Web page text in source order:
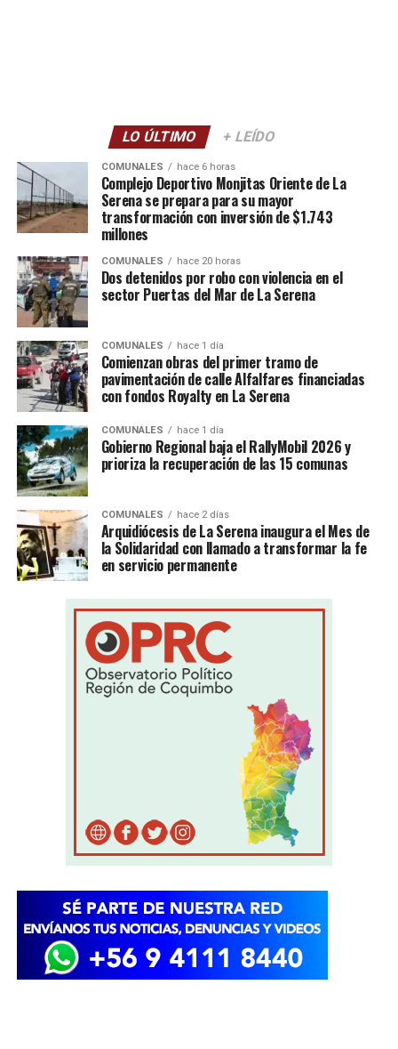
LO ÚLTIMO + LEÍDO
COMUNALES hace 6 horas
Complejo Deportivo Monjitas Oriente de La
Serena se prepara para su mayor
transformación con inversión de $1.743
millones
COMUNALES hace 20 horas
Dos detenidos por robo con violencia en el
sector Puertas del Mar de La Serena
COMUNALES hace 1 día
Comienzan obras del primer tramo de
pavimentación de calle Alfalfares financiadas
con fondos Royalty en La Serena
COMUNALES hace 1 día
Gobierno Regional baja el RallyMobil 2026 y
prioriza la recuperación de las 15 comunas
COMUNALES hace 2 días
Arquidiócesis de La Serena inaugura el Mes de
la Solidaridad con llamado a transformar la fe
en servicio permanente